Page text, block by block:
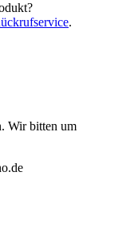
.
Wir bitten um